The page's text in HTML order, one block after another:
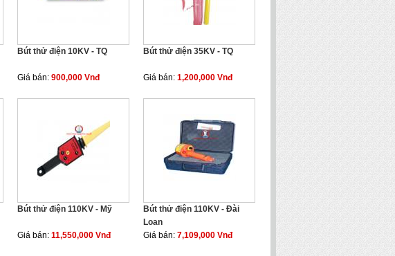
Bút thử điện 10KV - TQ
Giá bán: 900,000 Vnđ
Bút thử điện 35KV - TQ
Giá bán: 1,200,000 Vnđ
Bút thử điện 110KV - Mỹ
Giá bán: 11,550,000 Vnđ
Bút thử điện 110KV - Đài
Loan
Giá bán: 7,109,000 Vnđ